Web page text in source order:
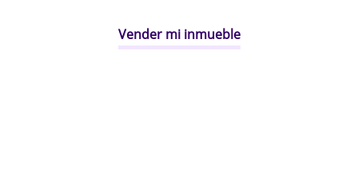
Vender mi inmueble